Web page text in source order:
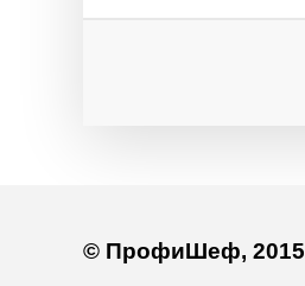
© ПрофиШеф, 2015